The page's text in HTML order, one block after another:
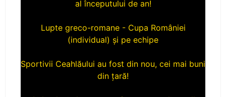
(individual) și pe echipe
din țară!